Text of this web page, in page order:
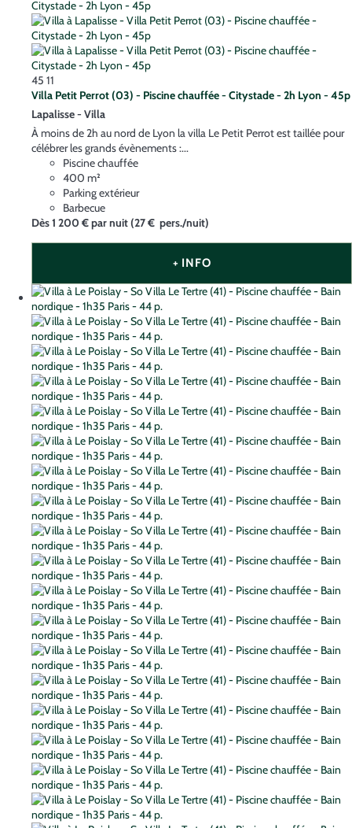
45 11
Villa Petit Perrot (03) - Piscine chauffée - Citystade - 2h Lyon - 45p
Lapalisse - Villa
À moins de 2h au nord de Lyon la villa Le Petit Perrot est taillée pour
célébrer les grands évènements :...
Piscine chauffée
400 m²
Parking extérieur
Barbecue
Dès1 200 €par nuit(27 € pers./nuit)
+ INFO